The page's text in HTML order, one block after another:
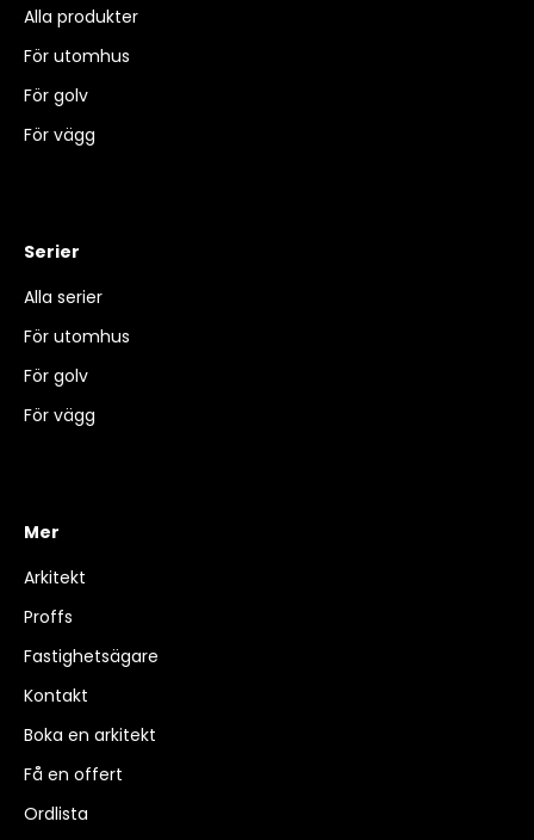
Alla produkter
För utomhus
För golv
För vägg
Serier
Alla serier
För utomhus
För golv
För vägg
Mer
Arkitekt
Proffs
Fastighetsägare
Kontakt
Boka en arkitekt
Få en offert
Ordlista